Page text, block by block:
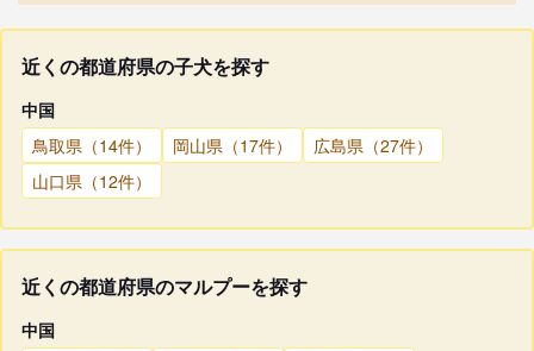
近くの都道府県の子犬を探す
中国
鳥取県（14件）
岡山県（17件）
広島県（27件）
山口県（12件）
近くの都道府県のマルプーを探す
中国